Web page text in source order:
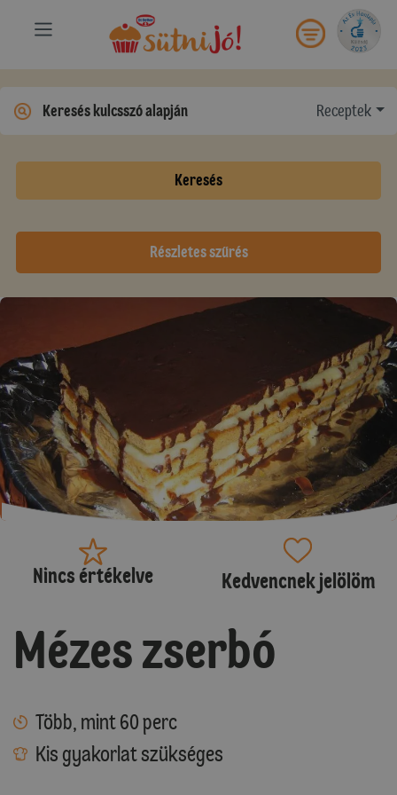
Receptek
Keresés
Részletes szűrés
Nincs értékelve Kedvencnek jelölöm
Mézes zserbó
Több, mint 60 perc
Kis gyakorlat szükséges